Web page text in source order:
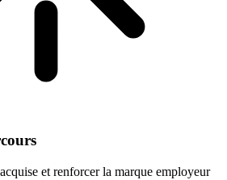
et renforcer la marque employeur